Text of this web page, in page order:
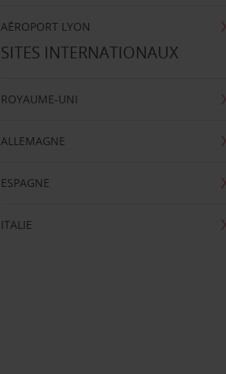
AÉROPORT LYON
SITES INTERNATIONAUX
ROYAUME-UNI
ALLEMAGNE
ESPAGNE
ITALIE